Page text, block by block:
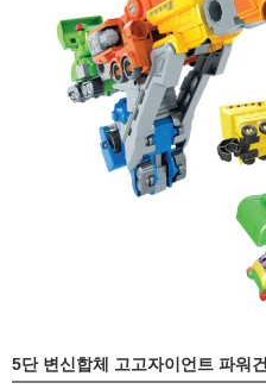
5단 변신합체 고고자이언트 파워건